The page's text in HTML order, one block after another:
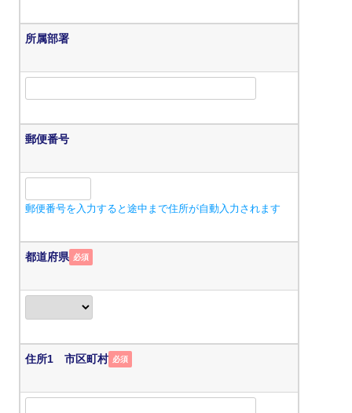
所属部署
郵便番号
郵便番号を入力すると途中まで住所が自動入力されます
都道府県 必須
住所1 市区町村 必須